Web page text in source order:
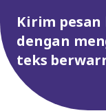
Kirim
dengan
teks